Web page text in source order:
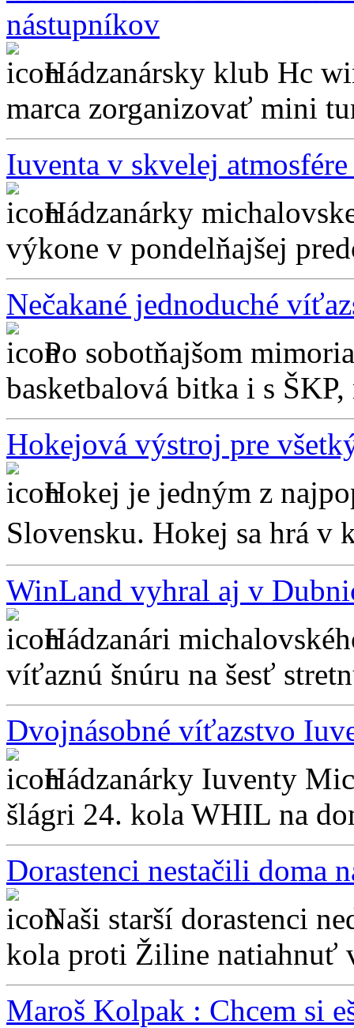
nástupníkov
Hádzanársky klub Hc
marca zorganizovať mini
Iuventa v skvelej
Hádzanárky
výkone v pondelňajšej
Nečakané jednoduché
Po sobotňajšom
basketbalová bitka i s
Hokejová výstroj pre
Hokej je jedným z
Slovensku. Hokej sa hrá v
WinLand vyhral aj v
Hádzanári
víťaznú šnúru na šesť
Dvojnásobné víťazstvo
Hádzanárky Iuventy
šlágri 24. kola WHIL na
Dorastenci nestačili doma
Naši starší dorastenci
kola proti Žiline natiahnuť
Maroš Kolpak : Chcem si